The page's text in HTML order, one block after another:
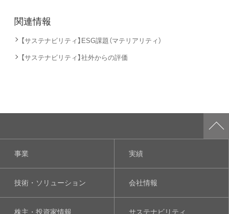
関連情報
【サステナビリティ】ESG課題（マテリアリティ）
【サステナビリティ】社外からの評価
事業 実績
技術・ソリューション 会社情報
株主・投資家情報 サステナビリティ